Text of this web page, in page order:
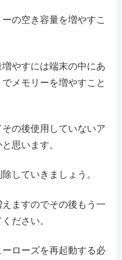
の空き容量を増やすこ
やすには端末の中にあ
メモリーを増やすこと
の後使用していないア
思います。
していきましょう。
ますのでその後もう一
ださい。
ローズを再起動する必